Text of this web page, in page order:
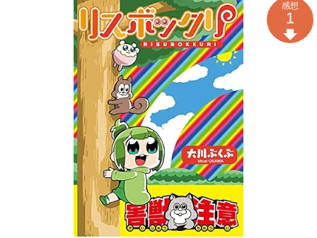
感想
1